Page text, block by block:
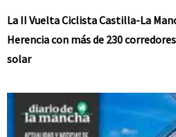
La II Vuelta Ciclista Castilla-La
Herencia con más de 230
solar